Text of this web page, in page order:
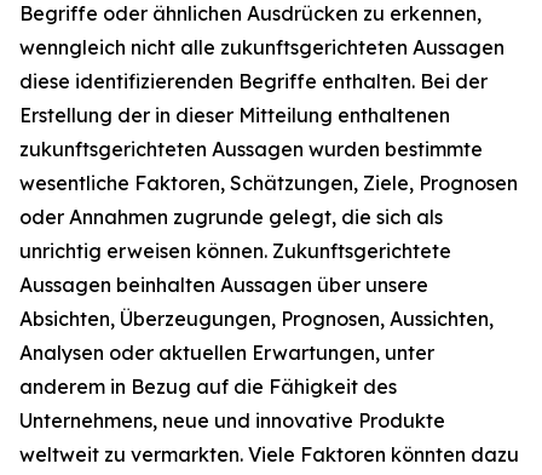
Begriffe oder ähnlichen Ausdrücken zu erkennen,
wenngleich nicht alle zukunftsgerichteten Aussagen
diese identifizierenden Begriffe enthalten. Bei der
Erstellung der in dieser Mitteilung enthaltenen
zukunftsgerichteten Aussagen wurden bestimmte
wesentliche Faktoren, Schätzungen, Ziele, Prognosen
oder Annahmen zugrunde gelegt, die sich als
unrichtig erweisen können. Zukunftsgerichtete
Aussagen beinhalten Aussagen über unsere
Absichten, Überzeugungen, Prognosen, Aussichten,
Analysen oder aktuellen Erwartungen, unter
anderem in Bezug auf die Fähigkeit des
Unternehmens, neue und innovative Produkte
weltweit zu vermarkten. Viele Faktoren könnten dazu